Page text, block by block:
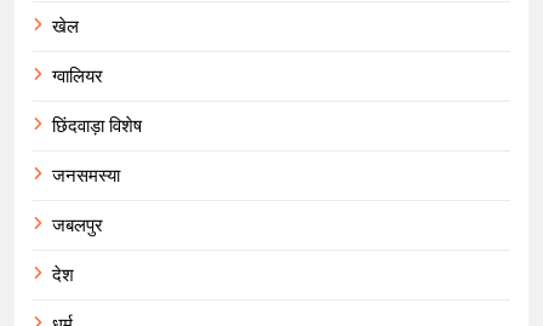
खेल
ग्वालियर
छिंदवाड़ा विशेष
जनसमस्या
जबलपुर
देश